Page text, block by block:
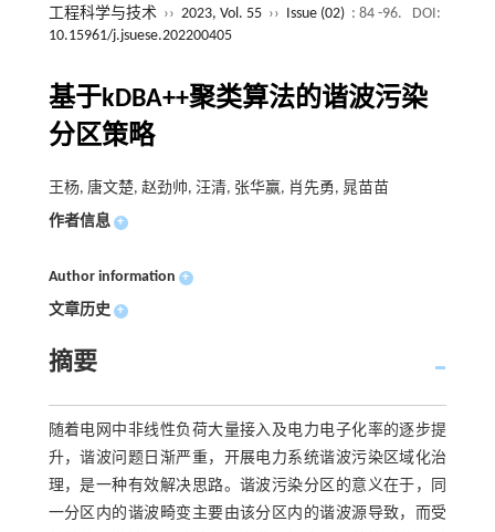
工程科学与技术 ›› 2023, Vol. 55 ›› Issue (02) : 84 -96.
DOI:
10.15961/j.jsuese.202200405
基于kDBA++聚类算法的谐波污染
分区策略
王杨, 唐文楚, 赵劲帅, 汪清, 张华赢, 肖先勇, 晁苗苗
作者信息 +
Author information +
文章历史 +
摘要
随着电网中非线性负荷大量接入及电力电子化率的逐步提
升，谐波问题日渐严重，开展电力系统谐波污染区域化治
理，是一种有效解决思路。谐波污染分区的意义在于，同
一分区内的谐波畸变主要由该分区内的谐波源导致，而受